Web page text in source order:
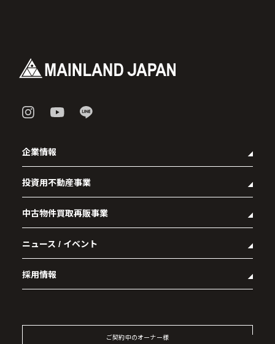
企業情報
- 企業理念
- 代表メッセージ
- 会社概要
- アクセス
- 社会貢献活動
投資用不動産事業
- マンション経営をお考えの方へ
- メインランドグループの強み
- オーナーズデータ
- 資産運用型マンション メインステージシリーズ
中古物件買取再販事業
- RE:MAIN
- リノベーション物件一覧
- リノベーション物件お問い合わせ
ニュース / イベント
採用情報
ご契約中のオーナー様